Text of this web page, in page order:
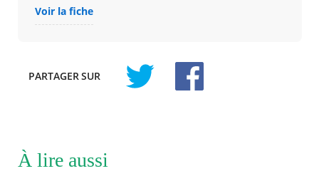
Voir la fiche
PARTAGERSUR
À lire aussi